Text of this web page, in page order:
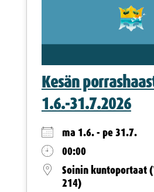
Kesän
1.6.-31.7.2026
ma 1.6. - pe 31.7.
00:00
Soinin kuntoportaat
214)